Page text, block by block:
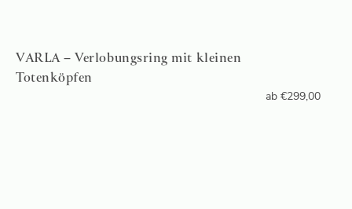
VARLA – Verlobungsring mit kleinen
Totenköpfen
ab €299,00